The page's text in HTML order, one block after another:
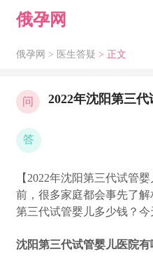
俄孕网
俄孕网 > 医生答疑 > 正文
问 2022年沈阳第三
答
【2022年沈阳第三代试管
前，很多家庭都会事先了解
第三代试管婴儿多少钱？今
沈阳第三代试管婴儿医院有